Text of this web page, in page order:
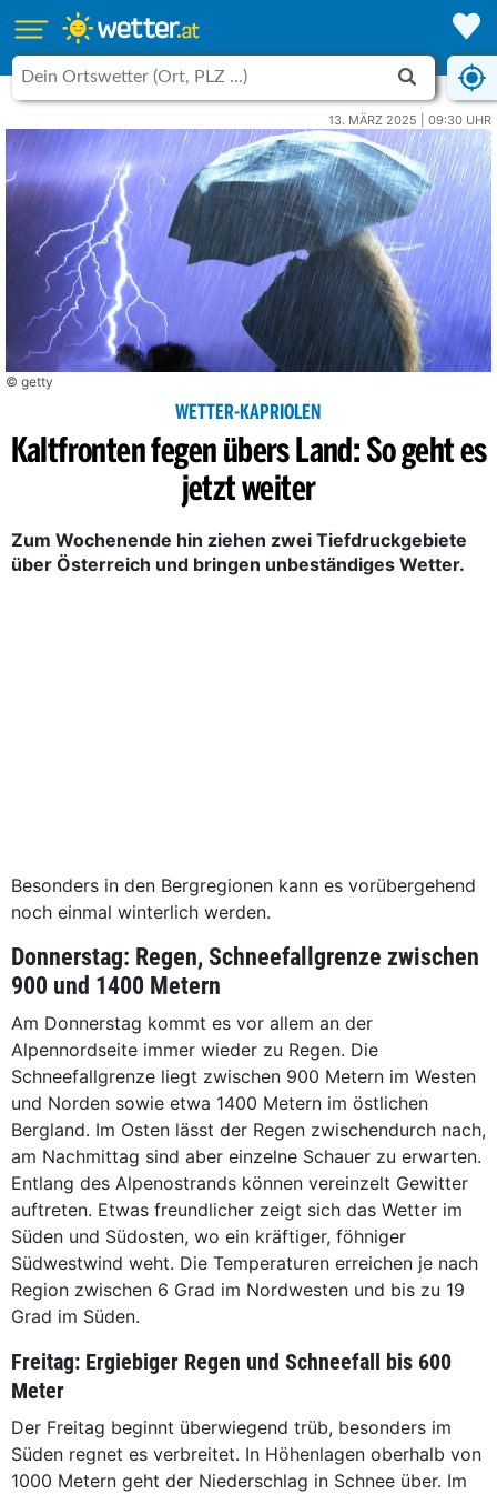
13. MÄRZ 2025 | 09:30 UHR
© getty
WETTER-KAPRIOLEN
Kaltfronten fegen übers Land: So geht es
jetzt weiter
Zum Wochenende hin ziehen zwei Tiefdruckgebiete
über Österreich und bringen unbeständiges Wetter.
Besonders in den Bergregionen kann es vorübergehend
noch einmal winterlich werden.
Donnerstag: Regen, Schneefallgrenze zwischen
900 und 1400 Metern
Am Donnerstag kommt es vor allem an der
Alpennordseite immer wieder zu Regen. Die
Schneefallgrenze liegt zwischen 900 Metern im Westen
und Norden sowie etwa 1400 Metern im östlichen
Bergland. Im Osten lässt der Regen zwischendurch nach,
am Nachmittag sind aber einzelne Schauer zu erwarten.
Entlang des Alpenostrands können vereinzelt Gewitter
auftreten. Etwas freundlicher zeigt sich das Wetter im
Süden und Südosten, wo ein kräftiger, föhniger
Südwestwind weht. Die Temperaturen erreichen je nach
Region zwischen 6 Grad im Nordwesten und bis zu 19
Grad im Süden.
Freitag: Ergiebiger Regen und Schneefall bis 600
Meter
Der Freitag beginnt überwiegend trüb, besonders im
Süden regnet es verbreitet. In Höhenlagen oberhalb von
1000 Metern geht der Niederschlag in Schnee über. Im